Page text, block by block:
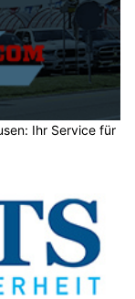
Ihr Service für